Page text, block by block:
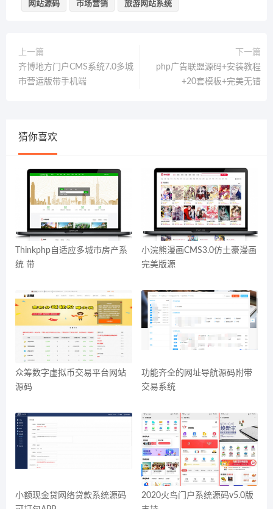
网站源码 市场营销 旅游网站系统
上一篇
齐博地方门户CMS系统7.0多城
市营运版带手机端
下一篇
php广告联盟源码+安装教程
+20套模板+完美无错
猜你喜欢
Thinkphp自适应多城市房产系
统 带
小浣熊漫画CMS3.0仿土豪漫画
完美版源
众筹数字虚拟币交易平台网站
源码
功能齐全的网址导航源码附带
交易系统
小额现金贷网络贷款系统源码
2020火鸟门户系统源码v5.0版